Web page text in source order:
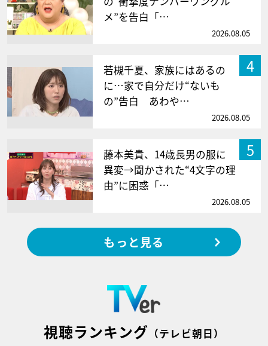
メ”を告白「…
2026.08.05
4
若槻千夏、家族にはあるの
に…家で自分だけ“ないも
の”告白 あわや…
2026.08.05
5
藤本美貴、14歳長男の服に
異変→聞かされた“4文字の理
由”に困惑「…
2026.08.05
もっと見る
視聴ランキング （テレビ朝日）